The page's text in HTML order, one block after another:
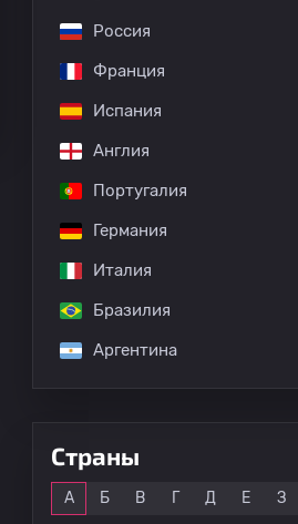
Россия
Франция
Испания
Англия
Португалия
Германия
Италия
Бразилия
Аргентина
Страны
А Б В Г Д Е З